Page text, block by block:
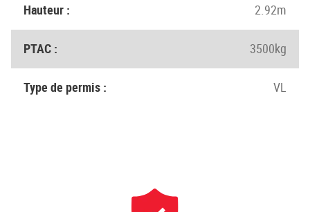
Hauteur : 2.92m
PTAC : 3500kg
Type de permis : VL